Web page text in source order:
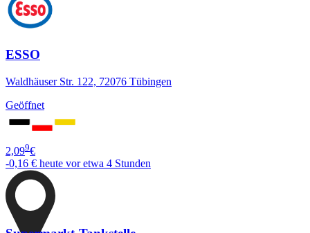
ESSO
Waldhäuser Str. 122, 72076 Tübingen
Geöffnet
2,099€
-0,16 € heute vor etwa 4 Stunden